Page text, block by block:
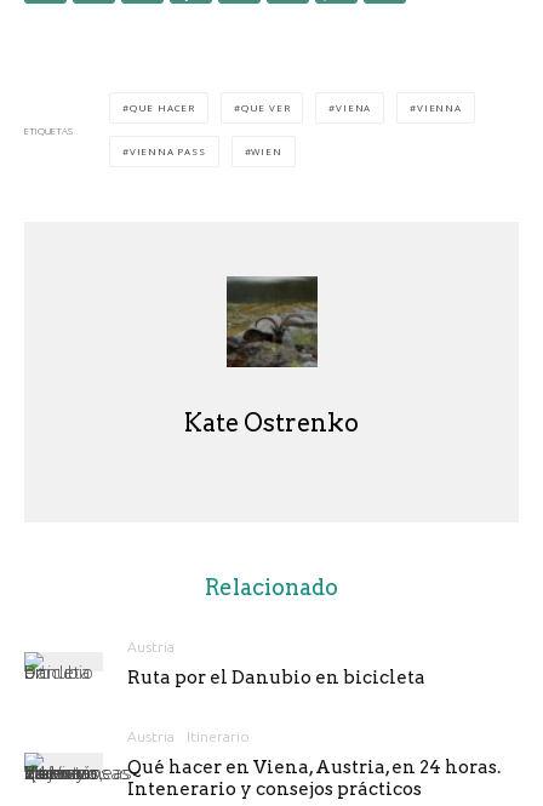
ETIQUETAS
QUE HACER QUE VER VIENA VIENNA
VIENNA PASS WIEN
Kate Ostrenko
Relacionado
Austria
Ruta por el Danubio en bicicleta
Austria Itinerario
Qué hacer en Viena, Austria, en 24 horas.
Intenerario y consejos prácticos